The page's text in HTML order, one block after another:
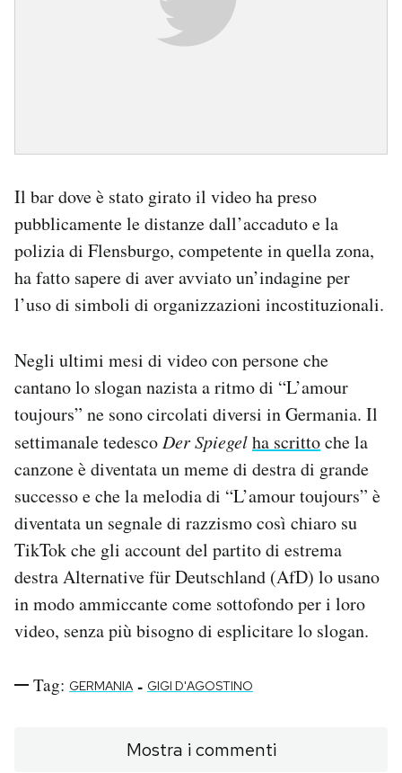
Il bar dove è stato girato il video ha preso
pubblicamente le distanze dall’accaduto e la
polizia di Flensburgo, competente in quella zona,
ha fatto sapere di aver avviato un’indagine per
l’uso di simboli di organizzazioni incostituzionali.
Negli ultimi mesi di video con persone che
cantano lo slogan nazista a ritmo di “L’amour
toujours” ne sono circolati diversi in Germania. Il
settimanale tedescoDer Spiegelha scrittoche la
canzone è diventata un meme di destra di grande
successo e che la melodia di “L’amour toujours” è
diventata un segnale di razzismo così chiaro su
TikTok che gli account del partito di estrema
destra Alternative für Deutschland (AfD) lo usano
in modo ammiccante come sottofondo per i loro
video, senza più bisogno di esplicitare lo slogan.
Tag: GERMANIA - GIGI D'AGOSTINO
Mostra i commenti